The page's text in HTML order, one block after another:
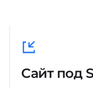
Сайт под